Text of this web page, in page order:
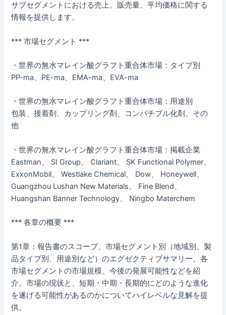
サブセグメントにおける売上、販売量、平均価格に関する
情報を提供します。
*** 市場セグメント ***
・世界の無水マレイン酸グラフト重合体市場：タイプ別
PP-ma、PE-ma、EMA-ma、EVA-ma
・世界の無水マレイン酸グラフト重合体市場：用途別
包装、接着剤、カップリング剤、コンパチブル化剤、その
他
・世界の無水マレイン酸グラフト重合体市場：掲載企業
Eastman、 SI Group、 Clariant、 SK Functional Polymer、
ExxonMobil、 Westlake Chemical、 Dow、 Honeywell、
Guangzhou Lushan New Materials、 Fine Blend、
Huangshan Banner Technology、 Ningbo Materchem
*** 各章の概要 ***
第1章：報告書のスコープ、市場セグメント別（地域別、製
品タイプ別、用途別など）のエグゼクティブサマリー、各
市場セグメントの市場規模、今後の発展可能性などを紹
介。市場の現状と、短期・中期・長期的にどのような進化
を遂げる可能性があるのかについてハイレベルな見解を提
供。